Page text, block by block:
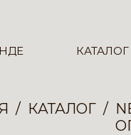
КАТАЛОГ
КАТАЛОГ